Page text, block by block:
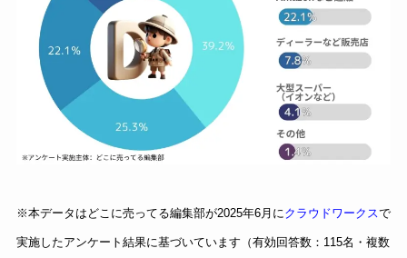
※本データはどこに売ってる編集部が2025年6月にクラウドワークスで
実施したアンケート結果に基づいています（有効回答数：115名・複数